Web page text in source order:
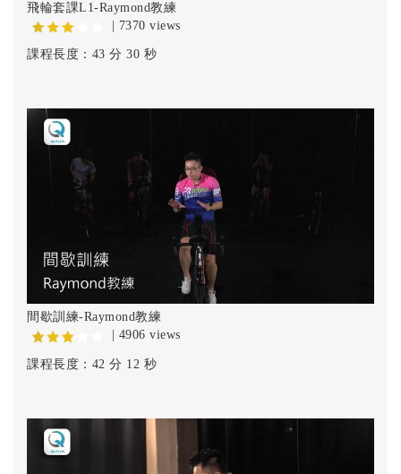
飛輪套課L1-Raymond教練
| 7370 views
課程長度：43 分 30 秒
間歇訓練-Raymond教練
| 4906 views
課程長度：42 分 12 秒